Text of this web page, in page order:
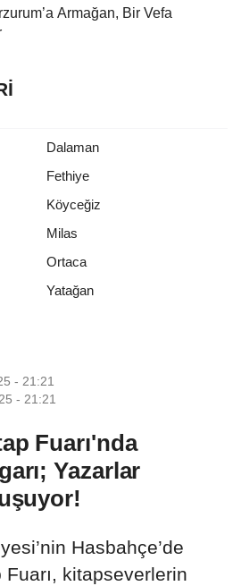
Armağan, Bir Vefa
Dalaman
Fethiye
Köyceğiz
Milas
Ortaca
Yatağan
- 21:21
- 21:21
Fuarı'nda
Yazarlar
Hasbahçe’de
kitapseverlerin